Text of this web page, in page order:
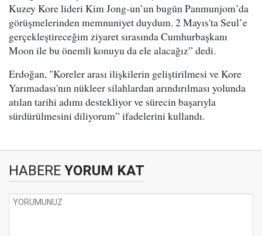
Kuzey Kore lideri Kim Jong-un’un bugün Panmunjom’da
görüşmelerinden memnuniyet duydum. 2 Mayıs'ta Seul’e
gerçekleştireceğim ziyaret sırasında Cumhurbaşkanı
Moon ile bu önemli konuyu da ele alacağız” dedi.
Erdoğan, "Koreler arası ilişkilerin geliştirilmesi ve Kore
Yarımadası'nın nükleer silahlardan arındırılması yolunda
atılan tarihi adımı destekliyor ve sürecin başarıyla
sürdürülmesini diliyorum” ifadelerini kullandı.
HABERE YORUM KAT